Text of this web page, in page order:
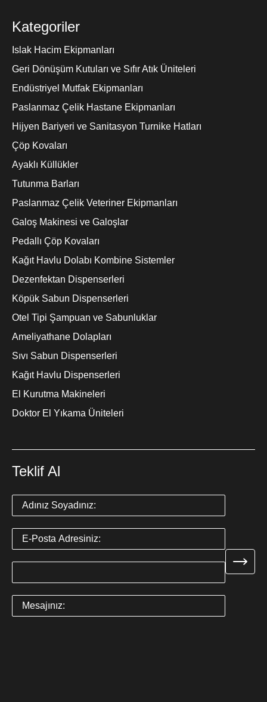
Kategoriler
Islak Hacim Ekipmanları
Geri Dönüşüm Kutuları ve Sıfır Atık Üniteleri
Endüstriyel Mutfak Ekipmanları
Paslanmaz Çelik Hastane Ekipmanları
Hijyen Bariyeri ve Sanitasyon Turnike Hatları
Çöp Kovaları
Ayaklı Küllükler
Tutunma Barları
Paslanmaz Çelik Veteriner Ekipmanları
Galoş Makinesi ve Galoşlar
Pedallı Çöp Kovaları
Kağıt Havlu Dolabı Kombine Sistemler
Dezenfektan Dispenserleri
Köpük Sabun Dispenserleri
Otel Tipi Şampuan ve Sabunluklar
Ameliyathane Dolapları
Sıvı Sabun Dispenserleri
Kağıt Havlu Dispenserleri
El Kurutma Makineleri
Doktor El Yıkama Üniteleri
Teklif Al